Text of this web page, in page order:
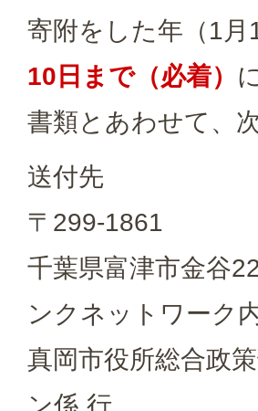
寄附をした年（1
10日まで（必着）
書類とあわせて、
送付先
〒299-1861
千葉県富津市金谷
ンクネットワーク内
真岡市役所総合政
ン係 行